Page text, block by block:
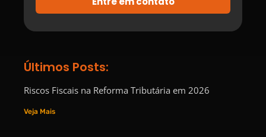
Últimos Posts:
Riscos Fiscais na Reforma Tributária em 2026
Veja Mais